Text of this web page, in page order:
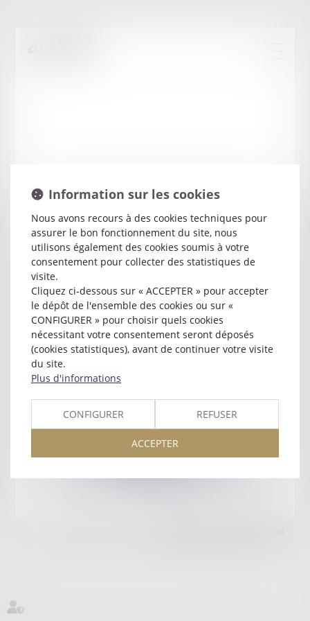
NathalieVALADE
4 RUE DU QUINCONCE
49104 ANGERS
Tél :02 41 25 32 60
Retour
HonorairesMentions légalesPlan du site
11 Place des Cinq Martyrs du Lycée Buffon, 75014 PARIS
Information sur les cookies
Nous avons recours à des cookies techniques pour
assurer le bon fonctionnement du site, nous
utilisons également des cookies soumis à votre
consentement pour collecter des statistiques de
visite.
Cliquez ci-dessous sur « ACCEPTER » pour accepter
le dépôt de l'ensemble des cookies ou sur «
CONFIGURER » pour choisir quels cookies
nécessitant votre consentement seront déposés
(cookies statistiques), avant de continuer votre visite
du site.
Plus d'informations
CONFIGURER REFUSER
ACCEPTER